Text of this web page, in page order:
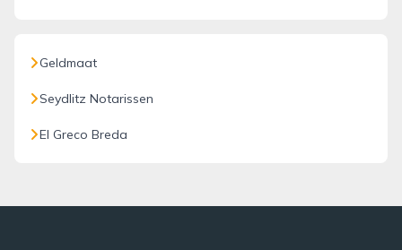
Geldmaat
Seydlitz Notarissen
El Greco Breda